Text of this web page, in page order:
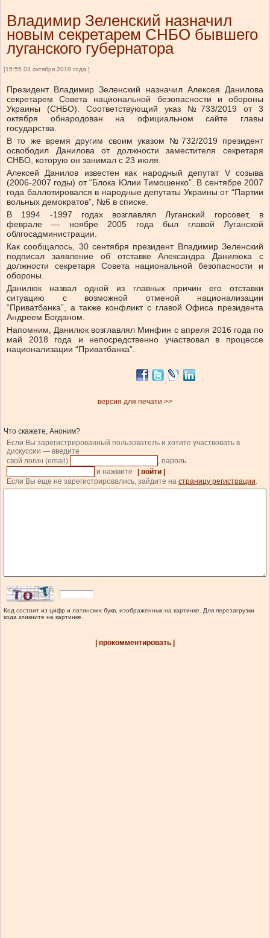
Владимир Зеленский назначил
новым секретарем СНБО бывшего
луганского губернатора
[15:55 03 октября 2019 года ]
Президент Владимир Зеленский назначил Алексея Данилова
секретарем Совета национальной безопасности и обороны
Украины (СНБО). Соответствующий указ №733/2019 от 3
октября обнародован на официальном сайте главы
государства.
В то же время другим своим указом №732/2019 президент
освободил Данилова от должности заместителя секретаря
СНБО, которую он занимал с 23 июля.
Алексей Данилов известен как народный депутат V созыва
(2006-2007 годы) от “Блока Юлии Тимошенко”. В сентябре 2007
года баллотировался в народные депутаты Украины от “Партии
вольных демократов”, №6 в списке.
В 1994 -1997 годах возглавлял Луганский горсовет, в
феврале — ноябре 2005 года был главой Луганской
облгосадминистрации.
Как сообщалось, 30 сентября президент Владимир Зеленский
подписал заявление об отставке Александра Данилюка с
должности секретаря Совета национальной безопасности и
обороны.
Данилюк назвал одной из главных причин его отставки
ситуацию с возможной отменой национализации
“Приватбанка”, а также конфликт с главой Офиса президента
Андреем Богданом.
Напомним, Данилюк возглавлял Минфин с апреля 2016 года по
май 2018 года и непосредственно участвовал в процессе
национализации “Приватбанка”.
версия для печати >>
Что скажете, Аноним?
Если Вы зарегистрированный пользователь и хотите участвовать в
дискуссии — введите
свой логин (email)
, пароль
и нажмите
| войти |
.
Если Вы еще не зарегистрировались, зайдите на страницу регистрации.
Код состоит из цифр и латинских букв, изображенных на картинке. Для перезагрузки
кода кликните на картинке.
| прокомментировать |